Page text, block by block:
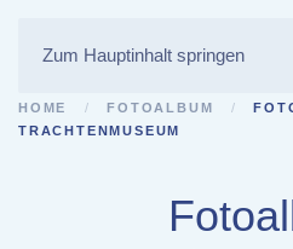
Zum Hauptinhalt springen
HOME FOTOALBUM
TRACHTENMUSEUM